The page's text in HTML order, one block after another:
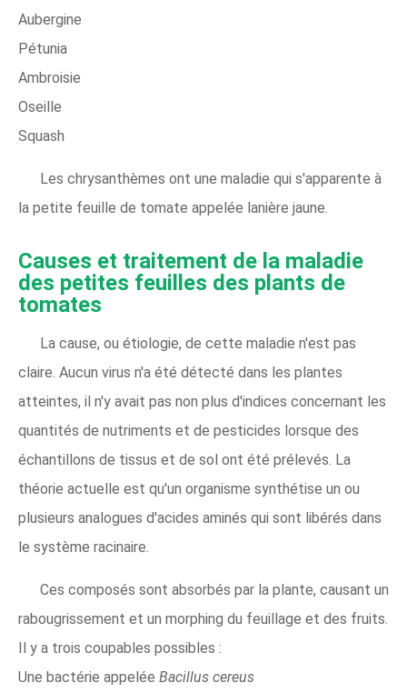
Aubergine
Pétunia
Ambroisie
Oseille
Squash
Les chrysanthèmes ont une maladie qui s'apparente à
la petite feuille de tomate appelée lanière jaune.
Causes et traitement de la maladie
des petites feuilles des plants de
tomates
La cause, ou étiologie, de cette maladie n'est pas
claire. Aucun virus n'a été détecté dans les plantes
atteintes, il n'y avait pas non plus d'indices concernant les
quantités de nutriments et de pesticides lorsque des
échantillons de tissus et de sol ont été prélevés. La
théorie actuelle est qu'un organisme synthétise un ou
plusieurs analogues d'acides aminés qui sont libérés dans
le système racinaire.
Ces composés sont absorbés par la plante, causant un
rabougrissement et un morphing du feuillage et des fruits.
Il y a trois coupables possibles :
Une bactérie appelée Bacillus cereus